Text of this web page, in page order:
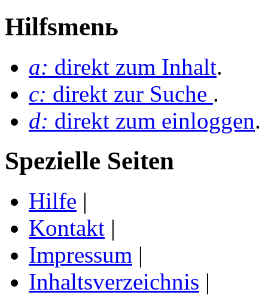
Hilfsmenь
a: direkt zum Inhalt.
c: direkt zur Suche .
d: direkt zum einloggen.
Spezielle Seiten
Hilfe |
Kontakt |
Impressum |
Inhaltsverzeichnis |